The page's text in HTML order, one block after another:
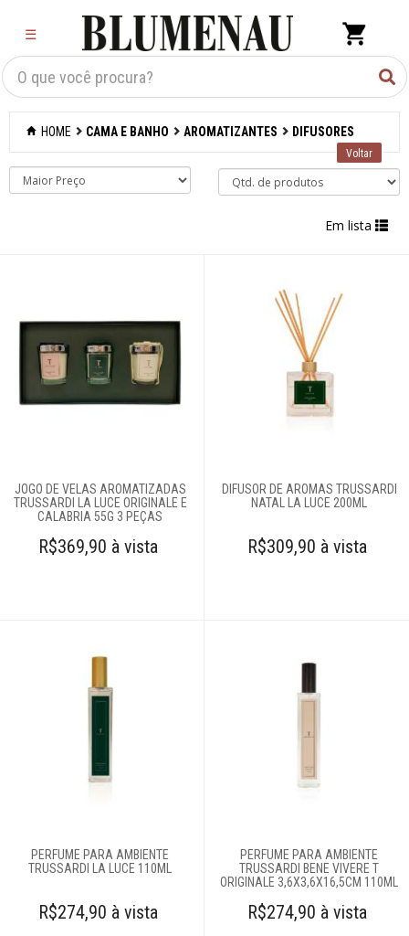
☰
Criar Lista×
Organização
Eletros
Acessórios para
banheiro
Aromatizantes
Sabonetes
aromatizantes
Colchas
Complementos
para cama
Edredons
Lençóis
HOME CAMA E BANHO AROMATIZANTES DIFUSORES
Em lista
JOGO DE VELAS AROMATIZADAS
TRUSSARDI LA LUCE ORIGINALE E
CALABRIA 55G 3 PEÇAS
R$369,90 à vista
DIFUSOR DE AROMAS TRUSSARDI
NATAL LA LUCE 200ML
R$309,90 à vista
PERFUME PARA AMBIENTE
TRUSSARDI LA LUCE 110ML
R$274,90 à vista
PERFUME PARA AMBIENTE
TRUSSARDI BENE VIVERE T
ORIGINALE 3,6X3,6X16,5CM 110ML
R$274,90 à vista